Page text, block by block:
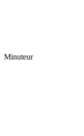
Minuteur